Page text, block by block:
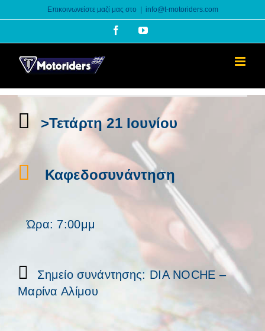
to
Επικοινωνείστε μαζί μας στο info@t-motoriders.com
FacebookYouTube
>Τετάρτη 21 Ιουνίου
Καφεδοσυνάντηση
Ώρα: 7:00μμ
Σημείο συνάντησης: DIA NOCHE –
Μαρίνα Αλίμου